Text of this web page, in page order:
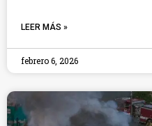
LEER MÁS »
febrero 6, 2026